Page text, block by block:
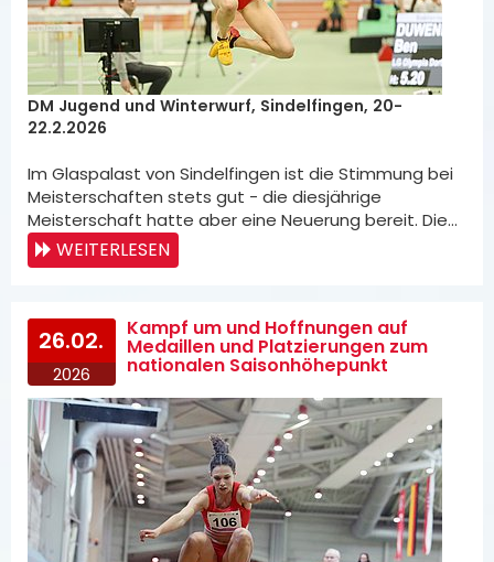
DM Jugend und Winterwurf, Sindelfingen, 20-
22.2.2026
Im Glaspalast von Sindelfingen ist die Stimmung bei
Meisterschaften stets gut - die diesjährige
Meisterschaft hatte aber eine Neuerung bereit. Die…
WEITERLESEN
26.02.
2026
Kampf um und Hoffnungen auf
Medaillen und Platzierungen zum
nationalen Saisonhöhepunkt